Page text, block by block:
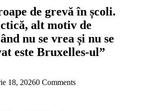
de grevă în școli.
alt motiv de
nu se vrea și nu se
este Bruxelles-ul”
18, 20260 Comments